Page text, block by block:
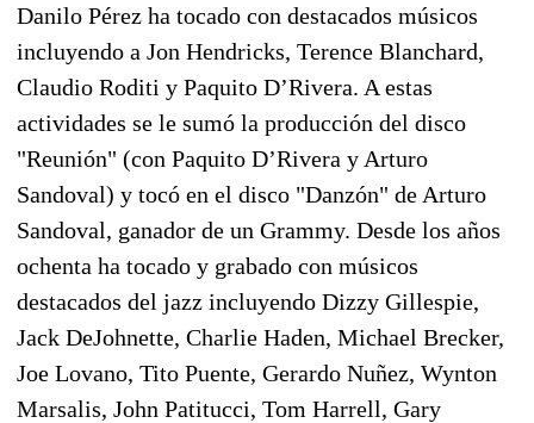
Danilo Pérez ha tocado con destacados músicos
incluyendo a Jon Hendricks, Terence Blanchard,
Claudio Roditi y Paquito D’Rivera. A estas
actividades se le sumó la producción del disco
"Reunión" (con Paquito D’Rivera y Arturo
Sandoval) y tocó en el disco "Danzón" de Arturo
Sandoval, ganador de un Grammy. Desde los años
ochenta ha tocado y grabado con músicos
destacados del jazz incluyendo Dizzy Gillespie,
Jack DeJohnette, Charlie Haden, Michael Brecker,
Joe Lovano, Tito Puente, Gerardo Nuñez, Wynton
Marsalis, John Patitucci, Tom Harrell, Gary